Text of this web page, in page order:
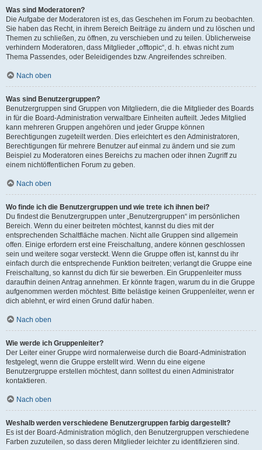
Was sind Moderatoren?
Die Aufgabe der Moderatoren ist es, das Geschehen im Forum zu beobachten.
Sie haben das Recht, in ihrem Bereich Beiträge zu ändern und zu löschen und
Themen zu schließen, zu öffnen, zu verschieben und zu teilen. Üblicherweise
verhindern Moderatoren, dass Mitglieder „offtopic“, d. h. etwas nicht zum
Thema Passendes, oder Beleidigendes bzw. Angreifendes schreiben.
Nach oben
Was sind Benutzergruppen?
Benutzergruppen sind Gruppen von Mitgliedern, die die Mitglieder des Boards
in für die Board-Administration verwaltbare Einheiten aufteilt. Jedes Mitglied
kann mehreren Gruppen angehören und jeder Gruppe können
Berechtigungen zugeteilt werden. Dies erleichtert es den Administratoren,
Berechtigungen für mehrere Benutzer auf einmal zu ändern und sie zum
Beispiel zu Moderatoren eines Bereichs zu machen oder ihnen Zugriff zu
einem nichtöffentlichen Forum zu geben.
Nach oben
Wo finde ich die Benutzergruppen und wie trete ich ihnen bei?
Du findest die Benutzergruppen unter „Benutzergruppen“ im persönlichen
Bereich. Wenn du einer beitreten möchtest, kannst du dies mit der
entsprechenden Schaltfläche machen. Nicht alle Gruppen sind allgemein
offen. Einige erfordern erst eine Freischaltung, andere können geschlossen
sein und weitere sogar versteckt. Wenn die Gruppe offen ist, kannst du ihr
einfach durch die entsprechende Funktion beitreten; verlangt die Gruppe eine
Freischaltung, so kannst du dich für sie bewerben. Ein Gruppenleiter muss
daraufhin deinen Antrag annehmen. Er könnte fragen, warum du in die Gruppe
aufgenommen werden möchtest. Bitte belästige keinen Gruppenleiter, wenn er
dich ablehnt, er wird einen Grund dafür haben.
Nach oben
Wie werde ich Gruppenleiter?
Der Leiter einer Gruppe wird normalerweise durch die Board-Administration
festgelegt, wenn die Gruppe erstellt wird. Wenn du eine eigene
Benutzergruppe erstellen möchtest, dann solltest du einen Administrator
kontaktieren.
Nach oben
Weshalb werden verschiedene Benutzergruppen farbig dargestellt?
Es ist der Board-Administration möglich, den Benutzergruppen verschiedene
Farben zuzuteilen, so dass deren Mitglieder leichter zu identifizieren sind.